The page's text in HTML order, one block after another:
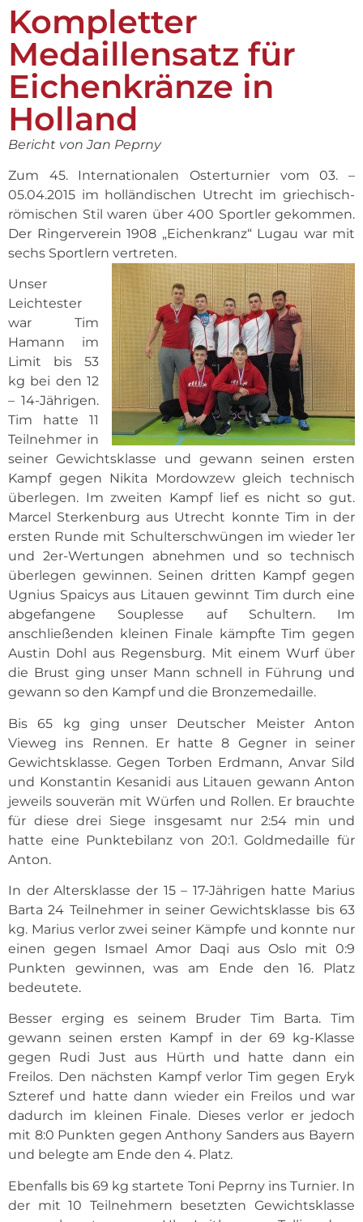
Kompletter
Medaillensatz für
Eichenkränze in
Holland
Bericht von Jan Peprny
Zum 45. Internationalen Osterturnier vom 03. –
05.04.2015 im holländischen Utrecht im griechisch-
römischen Stil waren über 400 Sportler gekommen.
Der Ringerverein 1908 „Eichenkranz“ Lugau war mit
sechs Sportlern vertreten.
Unser
Leichtester
war Tim
Hamann im
Limit bis 53
kg bei den 12
– 14-Jährigen.
Tim hatte 11
Teilnehmer in
seiner Gewichtsklasse und gewann seinen ersten
Kampf gegen Nikita Mordowzew gleich technisch
überlegen. Im zweiten Kampf lief es nicht so gut.
Marcel Sterkenburg aus Utrecht konnte Tim in der
ersten Runde mit Schulterschwüngen im wieder 1er
und 2er-Wertungen abnehmen und so technisch
überlegen gewinnen. Seinen dritten Kampf gegen
Ugnius Spaicys aus Litauen gewinnt Tim durch eine
abgefangene Souplesse auf Schultern. Im
anschließenden kleinen Finale kämpfte Tim gegen
Austin Dohl aus Regensburg. Mit einem Wurf über
die Brust ging unser Mann schnell in Führung und
gewann so den Kampf und die Bronzemedaille.
Bis 65 kg ging unser Deutscher Meister Anton
Vieweg ins Rennen. Er hatte 8 Gegner in seiner
Gewichtsklasse. Gegen Torben Erdmann, Anvar Sild
und Konstantin Kesanidi aus Litauen gewann Anton
jeweils souverän mit Würfen und Rollen. Er brauchte
für diese drei Siege insgesamt nur 2:54 min und
hatte eine Punktebilanz von 20:1. Goldmedaille für
Anton.
In der Altersklasse der 15 – 17-Jährigen hatte Marius
Barta 24 Teilnehmer in seiner Gewichtsklasse bis 63
kg. Marius verlor zwei seiner Kämpfe und konnte nur
einen gegen Ismael Amor Daqi aus Oslo mit 0:9
Punkten gewinnen, was am Ende den 16. Platz
bedeutete.
Besser erging es seinem Bruder Tim Barta. Tim
gewann seinen ersten Kampf in der 69 kg-Klasse
gegen Rudi Just aus Hürth und hatte dann ein
Freilos. Den nächsten Kampf verlor Tim gegen Eryk
Szteref und hatte dann wieder ein Freilos und war
dadurch im kleinen Finale. Dieses verlor er jedoch
mit 8:0 Punkten gegen Anthony Sanders aus Bayern
und belegte am Ende den 4. Platz.
Ebenfalls bis 69 kg startete Toni Peprny ins Turnier. In
der mit 10 Teilnehmern besetzten Gewichtsklasse